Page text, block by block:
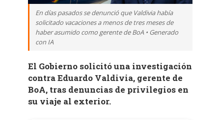
En días pasados se denunció que Valdivia había
solicitado vacaciones a menos de tres meses de
haber asumido como gerente de BoA • Generado
con IA
El Gobierno solicitó una investigación
contra Eduardo Valdivia, gerente de
BoA, tras denuncias de privilegios en
su viaje al exterior.